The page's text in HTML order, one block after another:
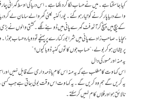
کیا جا سکتا ہے۔ میں نے حساب لگا کر دیکھا ہے۔ اس دریا کی اوسط گہرائی
والے دریا پار کرنے کو تیار ہو گئے۔ پورا کنبہ یعنی گھر والے سامان لے کر
کے بیچ میں پہنچ کر آٹھ فٹ گہرے پانی میں ڈوبنے لگے۔ کشتی والوں نے
بچایا۔ صاحب زادے پانی میں شرابور کنارے پر پہنچے تو دوبارہ حساب
پریشان ہو کر بولے، “حساب جوں کا توں کنبہ ڈوبا کیوں؟”
یہ منہ اور مسور کی دال
اس کہاوت کا مطلب ہے کہ یہ منہ اس کام یا ذمہ داری کے قابل نہیں اور
یہ کریں گے ہم وہ کریں گے۔ یہ کہاوت اس وقت بولی جاتی ہے جب کسی سے
نالائق ہو اور فلاں کام نہیں کر سکتے۔